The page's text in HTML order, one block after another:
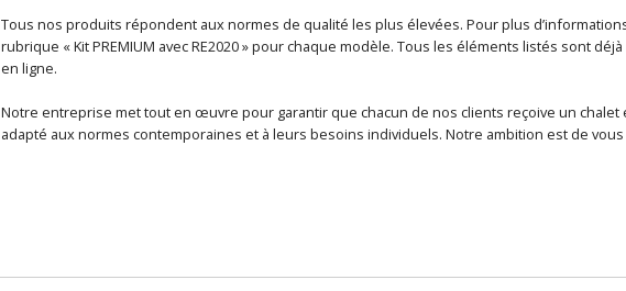
Tous nos produits répondent aux normes de qualité les plus élevées. Pour plus
rubrique « Kit PREMIUM avec RE2020 » pour chaque modèle. Tous les éléments listés sont
en ligne.
Notre entreprise met tout en œuvre pour garantir que chacun de nos clients reçoive un
adapté aux normes contemporaines et à leurs besoins individuels. Notre ambition est de